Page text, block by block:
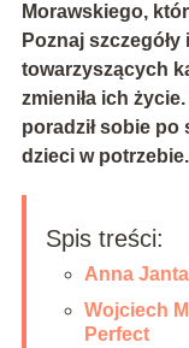
Morawskiego,
Poznaj
towarzyszących
zmieniła ich
poradził sobie
dzieci w potrzebie.
Spis treści:
Anna
Wojciech
Perfect